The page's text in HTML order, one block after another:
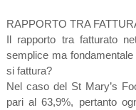
RAPPORTO TRA
Il rapporto tra fatturato
semplice ma
si fattura?
Nel caso del St Mary’s
pari al 63,9%, pertanto